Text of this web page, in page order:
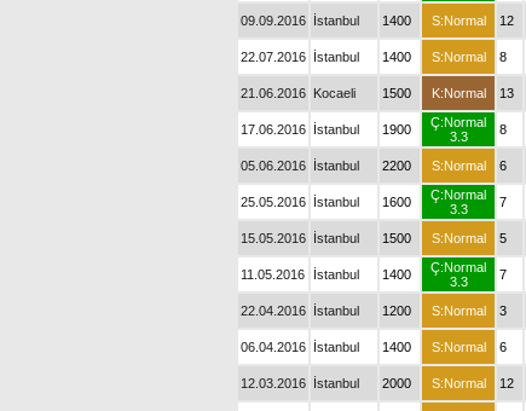
09.09.2016 İstanbul 1400 S:Normal 12
22.07.2016 İstanbul 1400 S:Normal 8
21.06.2016 Kocaeli 1500 K:Normal 13
17.06.2016 İstanbul 1900
Ç:Normal
3.3
8
05.06.2016 İstanbul 2200 S:Normal 6
25.05.2016 İstanbul 1600
Ç:Normal
3.3
7
15.05.2016 İstanbul 1500 S:Normal 5
11.05.2016 İstanbul 1400
Ç:Normal
3.3
7
22.04.2016 İstanbul 1200 S:Normal 3
06.04.2016 İstanbul 1400 S:Normal 6
12.03.2016 İstanbul 2000 S:Normal 12